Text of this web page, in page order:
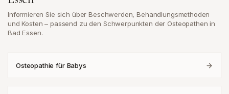
Informieren Sie sich über Beschwerden, Behandlungsmethoden
und Kosten – passend zu den Schwerpunkten der Osteopathen in
Bad Essen.
Osteopathie für Babys